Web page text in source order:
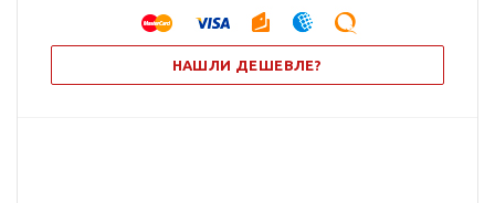
НАШЛИ ДЕШЕВЛЕ?